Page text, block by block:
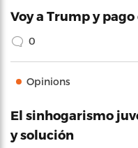
Voy a Trump y
0
Opinions
El sinhogarismo
y solución